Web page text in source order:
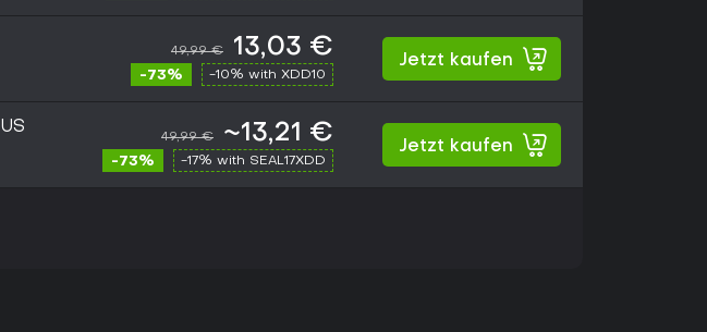
49,99 € 13,03 €
-73% -10% with XDD10
Jetzt kaufen
49,99 € ~13,21 €
-73% -17% with SEAL17XDD
Jetzt kaufen